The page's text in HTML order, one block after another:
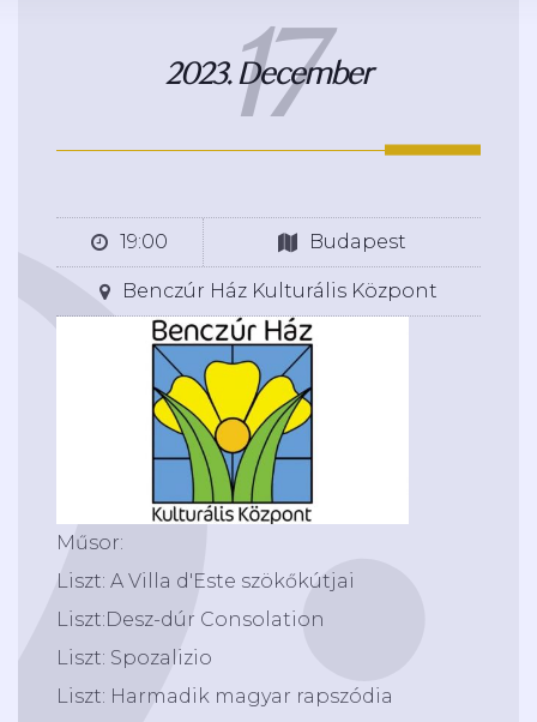
2023. December
17
19:00 Budapest
Benczúr Ház Kulturális Központ
Műsor:
Liszt: A Villa d'Este szökőkútjai
Liszt:Desz-dúr Consolation
Liszt: Spozalizio
Liszt: Harmadik magyar rapszódia